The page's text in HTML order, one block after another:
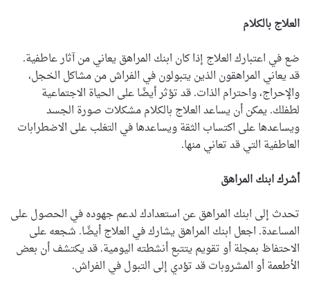
العلاج بالكلام
ضع في اعتبارك العلاج إذا كان ابنك المراهق يعاني من آثار عاطفية.
قد يعاني المراهقون الذين يتبولون في الفراش من مشاكل الخجل،
والإحراج، واحترام الذات. قد تؤثر أيضًا على الحياة الاجتماعية
لطفلك. يمكن أن يساعد العلاج بالكلام مشكلات صورة الجسد
ويساعدها على اكتساب الثقة ويساعدها في التغلب على الاضطرابات
العاطفية التي قد تعاني منها.
أشرك ابنك المراهق
تحدث إلى ابنك المراهق عن استعدادك لدعم جهوده في الحصول على
المساعدة. اجعل ابنك المراهق يشارك في العلاج أيضًا. شجعه على
الاحتفاظ بمجلة أو تقويم يتتبع أنشطته اليومية. قد يكتشف أن بعض
الأطعمة أو المشروبات قد تؤدي إلى التبول في الفراش.